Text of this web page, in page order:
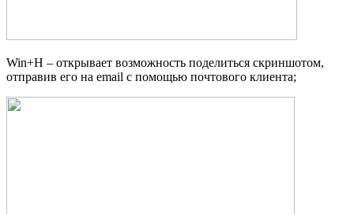
Win+H – открывает возможность поделиться скриншотом,
отправив его на email с помощью почтового клиента;